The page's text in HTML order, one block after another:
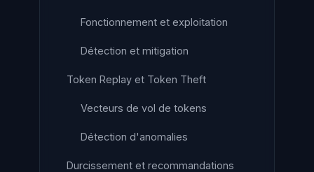
Fonctionnement et exploitation
Détection et mitigation
Token Replay et Token Theft
Vecteurs de vol de tokens
Détection d'anomalies
Durcissement et recommandations